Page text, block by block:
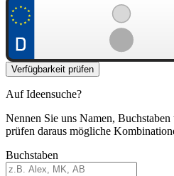
Verfügbarkeit prüfen
Auf Ideensuche?
Nennen Sie uns Namen,
prüfen daraus mögliche
Buchstaben